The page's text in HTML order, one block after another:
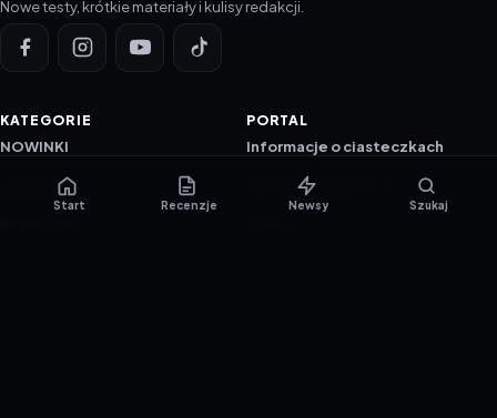
Nowe testy, krótkie materiały i kulisy redakcji.
KATEGORIE
NOWINKI
PORADNIKI
PORTAL
Informacje o ciasteczkach
Polityka prywatności
Start Recenzje Newsy Szukaj